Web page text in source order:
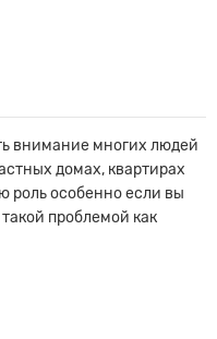
внимание многих людей
домах, квартирах
роль особенно если вы
проблемой как